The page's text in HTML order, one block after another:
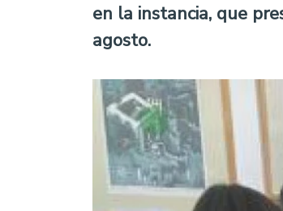
en la instancia, que
agosto.